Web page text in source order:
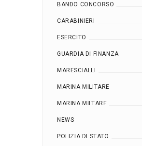
BANDO CONCORSO
CARABINIERI
ESERCITO
GUARDIA DI FINANZA
MARESCIALLI
MARINA MILITARE
MARINA MILTARE
NEWS
POLIZIA DI STATO